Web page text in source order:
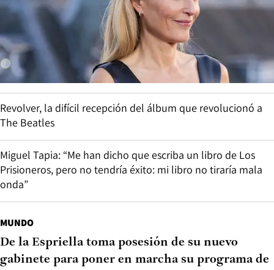
Revolver, la difícil recepción del álbum que revolucionó a
The Beatles
Miguel Tapia: “Me han dicho que escriba un libro de Los
Prisioneros, pero no tendría éxito: mi libro no tiraría mala
onda”
MUNDO
De la Espriella toma posesión de su nuevo
gabinete para poner en marcha su programa de